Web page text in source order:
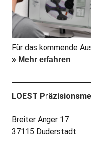
Für das kommende
» Mehr erfahren
LOEST
Breiter Anger 17
37115 Duderstadt